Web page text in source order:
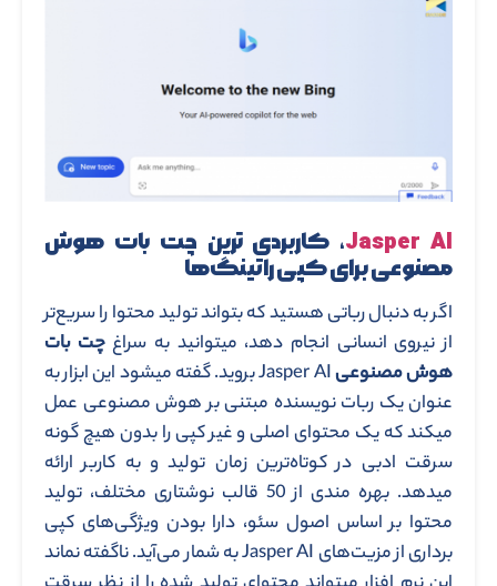
Jasper AI، کاربردی ترین چت بات هوش
مصنوعی برای کپی راتینگ‌ها
اگر به دنبال رباتی هستید که بتواند تولید محتوا را سریع‌تر
از نیروی انسانی انجام دهد، میتوانید به سراغچت بات
هوش مصنوعی
Jasper AI بروید. گفته میشود این ابزار به
عنوان یک ربات نویسنده مبتنی بر هوش مصنوعی عمل
میکند که یک محتوای اصلی و غیر کپی را بدون هیچ گونه
سرقت ادبی در کوتاه‌ترین زمان تولید و به کاربر ارائه
میدهد. بهره مندی از 50 قالب نوشتاری مختلف، تولید
محتوا بر اساس اصول سئو، دارا بودن ویژگی‌های کپی
برداری از مزیت‌های Jasper AI به شمار می‌آید. ناگفته نماند